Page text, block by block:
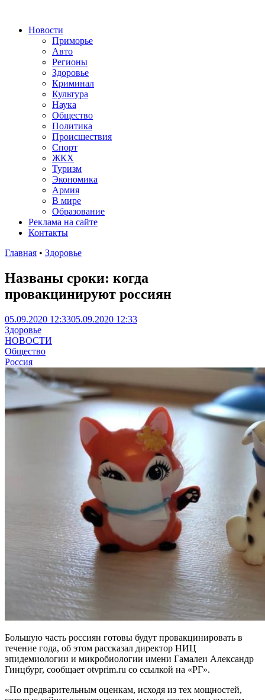
Новости
Приморье
Авто
Регионы
Здоровье
Криминал
Культура
Наука
Общество
Политика
Происшествия
Спорт
ЖКХ
Туризм
Экономика
Армия
В мире
Образование
Реклама на сайте
Контакты
Главная • Здоровье
Названы сроки: когда
провакцинируют россиян
05.09.2020 12:3305.09.2020 12:33
Здоровье
НОВОСТИ
Общество
Россия
Большую часть россиян готовы будут провакцинировать в
течение года, об этом рассказал директор НИЦ
эпидемиологии и микробиологии имени Гамалеи Александр
Гинцбург, сообщает otvprim.ru со ссылкой на «РГ».
«По предварительным оценкам, исходя из тех мощностей,